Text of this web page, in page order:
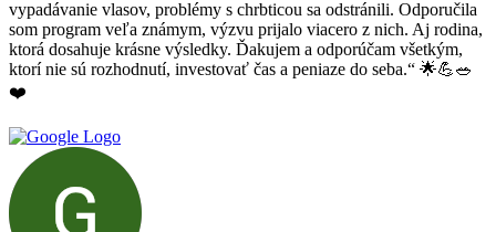
vypadávanie vlasov, problémy s chrbticou sa odstránili. Odporučila
som program veľa známym, výzvu prijalo viacero z nich. Aj rodina,
ktorá dosahuje krásne výsledky. Ďakujem a odporúčam všetkým,
ktorí nie sú rozhodnutí, investovať čas a peniaze do seba.“ 🌟💪🥗
❤️